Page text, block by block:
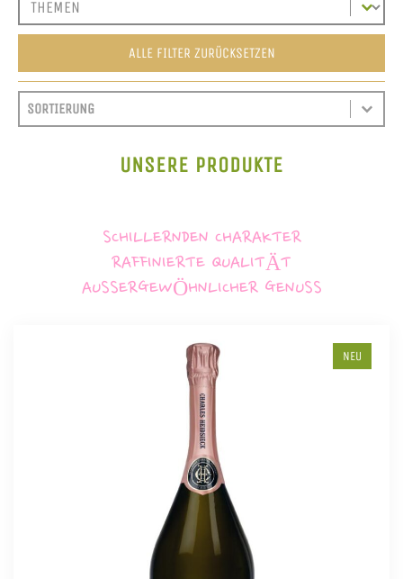
ALLE FILTER ZURÜCKSETZEN
SORTIEREN
SORT CONTENT
SORT CONTENT
UNSERE PRODUKTE
SCHILLERNDEN CHARAKTER
RAFFINIERTE QUALITÄT
AUSSERGEWÖHNLICHER GENUSS
NEU